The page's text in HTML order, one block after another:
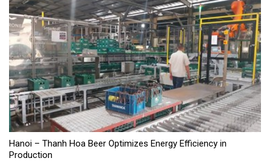
Hanoi – Thanh Hoa Beer Optimizes Energy Efficiency in
Production